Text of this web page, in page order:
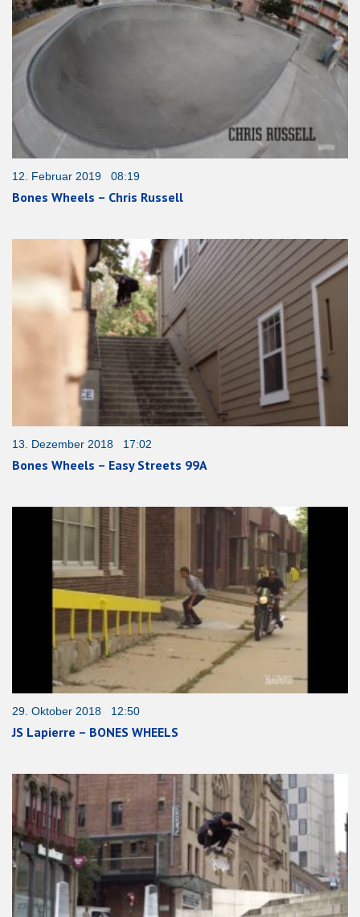
12. Februar 2019 08:19
Bones Wheels – Chris Russell
13. Dezember 2018 17:02
Bones Wheels – Easy Streets 99A
29. Oktober 2018 12:50
JS Lapierre – BONES WHEELS